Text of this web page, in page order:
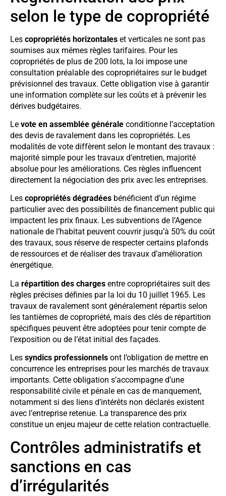
selon le type de copropriété
Les copropriétés horizontales et verticales ne sont pas
soumises aux mêmes règles tarifaires. Pour les
copropriétés de plus de 200 lots, la loi impose une
consultation préalable des copropriétaires sur le budget
prévisionnel des travaux. Cette obligation vise à garantir
une information complète sur les coûts et à prévenir les
dérives budgétaires.
Le vote en assemblée générale conditionne l’acceptation
des devis de ravalement dans les copropriétés. Les
modalités de vote diffèrent selon le montant des travaux :
majorité simple pour les travaux d’entretien, majorité
absolue pour les améliorations. Ces règles influencent
directement la négociation des prix avec les entreprises.
Les copropriétés dégradées bénéficient d’un régime
particulier avec des possibilités de financement public qui
impactent les prix finaux. Les subventions de l’Agence
nationale de l’habitat peuvent couvrir jusqu’à 50% du coût
des travaux, sous réserve de respecter certains plafonds
de ressources et de réaliser des travaux d’amélioration
énergétique.
La répartition des charges entre copropriétaires suit des
règles précises définies par la loi du 10 juillet 1965. Les
travaux de ravalement sont généralement répartis selon
les tantièmes de copropriété, mais des clés de répartition
spécifiques peuvent être adoptées pour tenir compte de
l’exposition ou de l’état initial des façades.
Les syndics professionnels ont l’obligation de mettre en
concurrence les entreprises pour les marchés de travaux
importants. Cette obligation s’accompagne d’une
responsabilité civile et pénale en cas de manquement,
notamment si des liens d’intérêts non déclarés existent
avec l’entreprise retenue. La transparence des prix
constitue un enjeu majeur de cette relation contractuelle.
Contrôles administratifs et
sanctions en cas
d’irrégularités